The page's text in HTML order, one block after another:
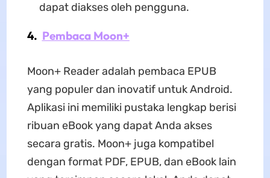
dapat diakses oleh pengguna.
4. Pembaca Moon+
Moon+ Reader adalah pembaca EPUB
yang populer dan inovatif untuk Android.
Aplikasi ini memiliki pustaka lengkap berisi
ribuan eBook yang dapat Anda akses
secara gratis. Moon+ juga kompatibel
dengan format PDF, EPUB, dan eBook lain